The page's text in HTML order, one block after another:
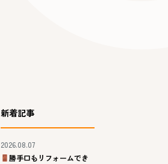
新着記事
2026.08.07
勝手口もリフォームでき